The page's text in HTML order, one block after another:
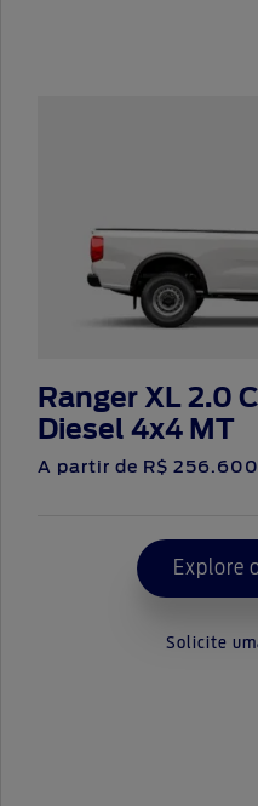
Ranger XL 2.0
Diesel 4x4 MT
A partir de R$ 256.600
Explore
Solicite